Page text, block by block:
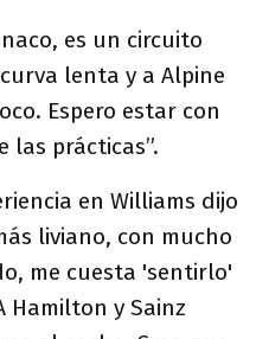
es un circuito
lenta y a Alpine
Espero estar con
las prácticas”.
en Williams dijo
liviano, con mucho
me cuesta 'sentirlo'
Hamilton y Sainz